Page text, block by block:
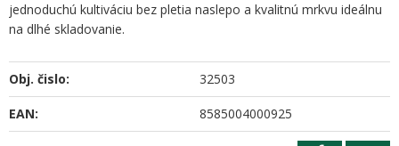
jednoduchú kultiváciu bez pletia naslepo a kvalitnú mrkvu ideálnu
na dlhé skladovanie.
Obj. čislo: 32503
EAN: 8585004000925